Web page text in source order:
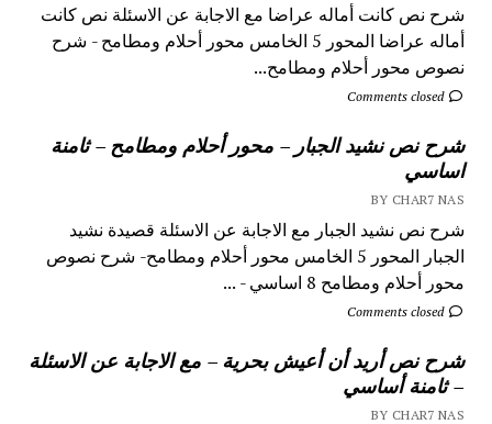
شرح نص كانت أماله عراضا مع الاجابة عن الاسئلة نص كانت
أماله عراضا المحور 5 الخامس محور أحلام ومطامح - شرح
نصوص محور أحلام ومطامح...
Comments closed
شرح نص نشيد الجبار – محور أحلام ومطامح – ثامنة
اساسي
BY CHAR7 NAS
شرح نص نشيد الجبار مع الاجابة عن الاسئلة قصيدة نشيد
الجبار المحور 5 الخامس محور أحلام ومطامح- شرح نصوص
محور أحلام ومطامح 8 اساسي - ...
Comments closed
شرح نص أريد أن أعيش بحرية – مع الاجابة عن الاسئلة
– ثامنة أساسي
BY CHAR7 NAS